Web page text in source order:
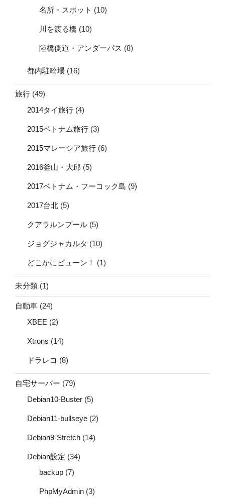
名所・スポット (10)
川を渡る橋 (10)
陸橋側道・アンダーパス (8)
都内駐輪場 (16)
旅行 (49)
2014タイ旅行 (4)
2015ベトナム旅行 (3)
2015マレーシア旅行 (6)
2016釜山・大邱 (5)
2017ベトナム・フーコック島 (9)
2017台北 (5)
クアラルンプール (5)
ジョグジャカルタ (10)
どこかにビューン！ (1)
未分類 (1)
自動車 (24)
XBEE (2)
Xtrons (14)
ドラレコ (8)
自宅サーバー (79)
Debian10-Buster (5)
Debian11-bullseye (2)
Debian9-Stretch (14)
Debian設定 (34)
backup (7)
PhpMyAdmin (3)